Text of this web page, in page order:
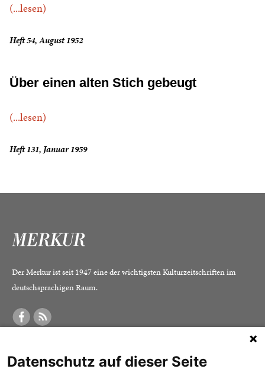
(...lesen)
Heft 54, August 1952
Über einen alten Stich gebeugt
(...lesen)
Heft 131, Januar 1959
Der Merkur ist seit 1947 eine der wichtigsten Kulturzeitschriften im
deutschsprachigen Raum.
Was ist der Merkur? Alle Abos im Überblick Impressum
Datenschutz auf dieser Seite